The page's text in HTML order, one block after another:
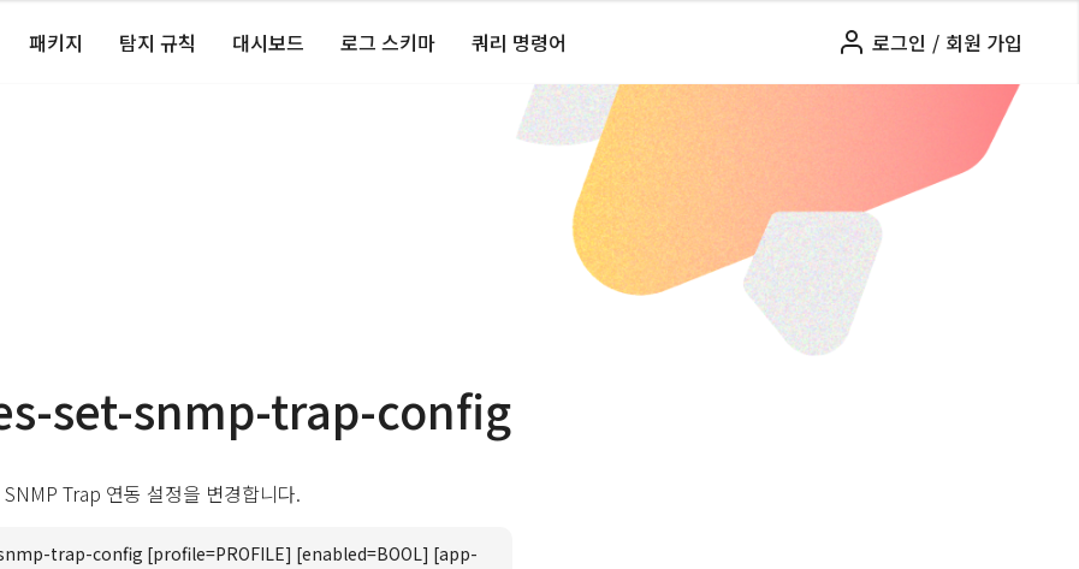
패키지 탐지 규칙 대시보드 로그 스키마 쿼리 명령어 로그인 / 회원 가입
set-snmp-trap-config
Trap 연동 설정을 변경합니다.
trap-config [profile=PROFILE] [enabled=BOOL] [app-